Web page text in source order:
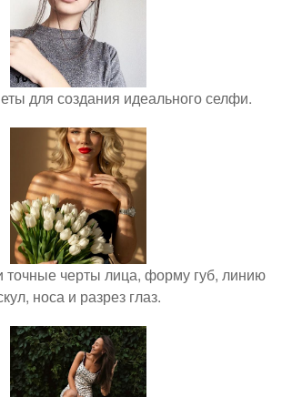
для создания идеального селфи.
точные черты лица, форму губ, линию
носа и разрез глаз.